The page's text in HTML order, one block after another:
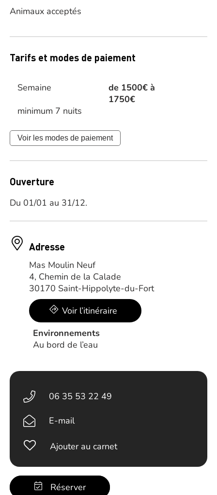
Animaux acceptés
Tarifs et modes de paiement
Semaine
de 1500€ à
1750€
minimum 7 nuits
Voir les modes de paiement
Ouverture
Du 01/01 au 31/12.
Adresse
Mas Moulin Neuf
4, Chemin de la Calade
30170 Saint-Hippolyte-du-Fort
Voir l’itinéraire
Environnements
Au bord de l’eau
06 35 53 22 49
E-mail
Ajouter au carnet
Réserver